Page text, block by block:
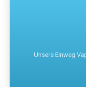
Unsere Einweg